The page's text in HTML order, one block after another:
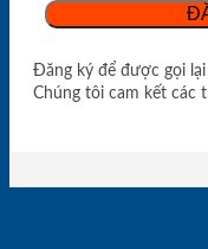
Đăng ký để được gọi
Chúng tôi cam kết các